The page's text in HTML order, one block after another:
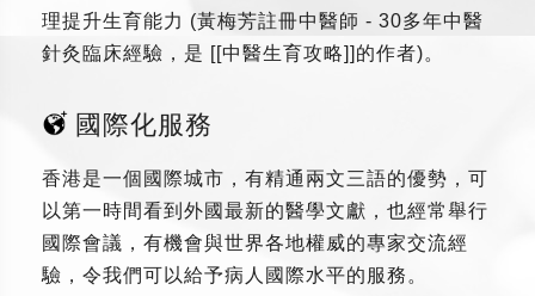
理提升生育能力 (黃梅芳註冊中醫師 - 30多年中醫
針灸臨床經驗，是 [[中醫生育攻略]]的作者)。
國際化服務
香港是一個國際城市，有精通兩文三語的優勢，可
以第一時間看到外國最新的醫學文獻，也經常舉行
國際會議，有機會與世界各地權威的專家交流經
驗，令我們可以給予病人國際水平的服務。